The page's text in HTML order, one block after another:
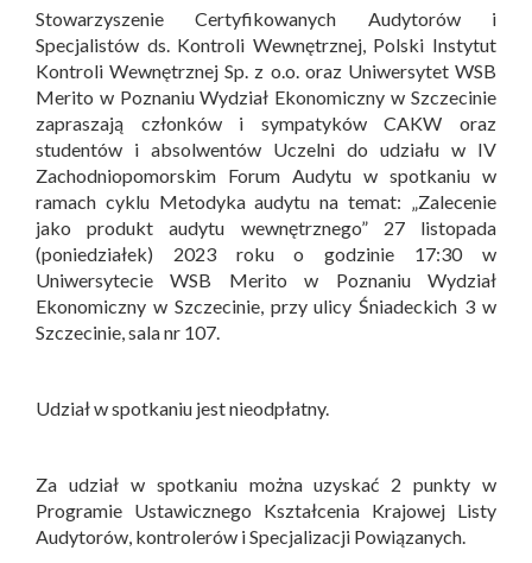
Stowarzyszenie Certyfikowanych Audytorów i
Specjalistów ds. Kontroli Wewnętrznej, Polski Instytut
Kontroli Wewnętrznej Sp. z o.o. oraz Uniwersytet WSB
Merito w Poznaniu Wydział Ekonomiczny w Szczecinie
zapraszają członków i sympatyków CAKW oraz
studentów i absolwentów Uczelni do udziału w IV
Zachodniopomorskim Forum Audytu w spotkaniu w
ramach cyklu Metodyka audytu na temat: „Zalecenie
jako produkt audytu wewnętrznego” 27 listopada
(poniedziałek) 2023 roku o godzinie 17:30 w
Uniwersytecie WSB Merito w Poznaniu Wydział
Ekonomiczny w Szczecinie, przy ulicy Śniadeckich 3 w
Szczecinie, sala nr 107.
Udział w spotkaniu jest nieodpłatny.
Za udział w spotkaniu można uzyskać 2 punkty w
Programie Ustawicznego Kształcenia Krajowej Listy
Audytorów, kontrolerów i Specjalizacji Powiązanych.